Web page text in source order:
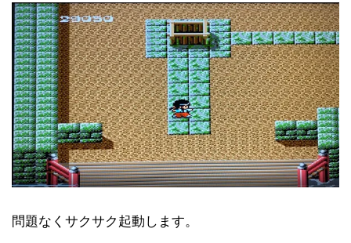
問題なくサクサク起動します。